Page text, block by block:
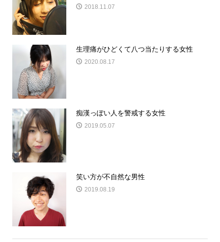
2018.11.07
生理痛がひどくて八つ当たりする女性
2020.08.17
痴漢っぽい人を警戒する女性
2019.05.07
笑い方が不自然な男性
2019.08.19